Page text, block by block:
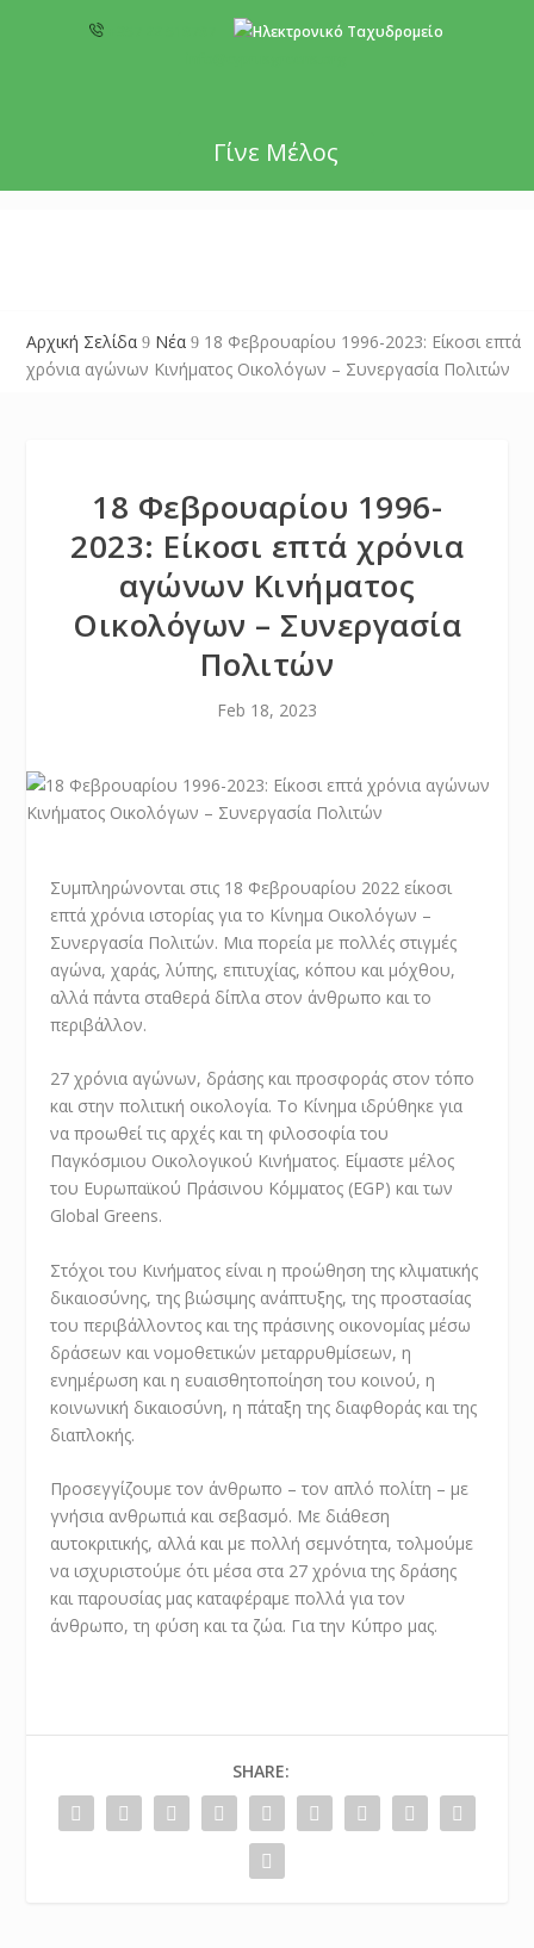
Γίνε Μέλος
Αρχική Σελίδα 9 Νέα 9 18 Φεβρουαρίου 1996-2023: Είκοσι επτά
χρόνια αγώνων Κινήματος Οικολόγων – Συνεργασία Πολιτών
18 Φεβρουαρίου 1996-
2023: Είκοσι επτά χρόνια
αγώνων Κινήματος
Οικολόγων – Συνεργασία
Πολιτών
Feb 18, 2023
Συμπληρώνονται στις 18 Φεβρουαρίου 2022 είκοσι
επτά χρόνια ιστορίας για το Κίνημα Οικολόγων –
Συνεργασία Πολιτών. Μια πορεία με πολλές στιγμές
αγώνα, χαράς, λύπης, επιτυχίας, κόπου και μόχθου,
αλλά πάντα σταθερά δίπλα στον άνθρωπο και το
περιβάλλον.
27 χρόνια αγώνων, δράσης και προσφοράς στον τόπο
και στην πολιτική οικολογία. Το Κίνημα ιδρύθηκε για
να προωθεί τις αρχές και τη φιλοσοφία του
Παγκόσμιου Οικολογικού Κινήματος. Είμαστε μέλος
του Ευρωπαϊκού Πράσινου Κόμματος (EGP) και των
Global Greens.
Στόχοι του Κινήματος είναι η προώθηση της κλιματικής
δικαιοσύνης, της βιώσιμης ανάπτυξης, της προστασίας
του περιβάλλοντος και της πράσινης οικονομίας μέσω
δράσεων και νομοθετικών μεταρρυθμίσεων, η
ενημέρωση και η ευαισθητοποίηση του κοινού, η
κοινωνική δικαιοσύνη, η πάταξη της διαφθοράς και της
διαπλοκής.
Προσεγγίζουμε τον άνθρωπο – τον απλό πολίτη – με
γνήσια ανθρωπιά και σεβασμό. Με διάθεση
αυτοκριτικής, αλλά και με πολλή σεμνότητα, τολμούμε
να ισχυριστούμε ότι μέσα στα 27 χρόνια της δράσης
και παρουσίας μας καταφέραμε πολλά για τον
άνθρωπο, τη φύση και τα ζώα. Για την Κύπρο μας.
SHARE: